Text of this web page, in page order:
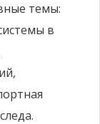
темы:
в